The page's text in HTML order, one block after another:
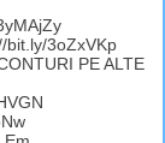
bit.ly/3oZxVKp
PE ALTE